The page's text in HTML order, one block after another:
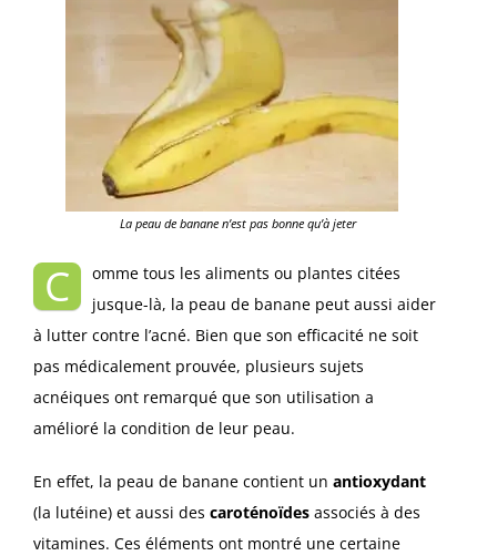
La peau de banane n’est pas bonne qu’à jeter
C
omme tous les aliments ou plantes citées
jusque-là, la peau de banane peut aussi aider
à lutter contre l’acné. Bien que son efficacité ne soit
pas médicalement prouvée, plusieurs sujets
acnéiques ont remarqué que son utilisation a
amélioré la condition de leur peau.
En effet, la peau de banane contient un antioxydant
(la lutéine) et aussi des caroténoïdes associés à des
vitamines. Ces éléments ont montré une certaine